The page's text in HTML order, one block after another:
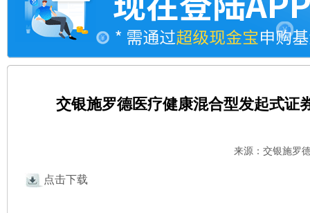
交银施罗德医疗健康混合型发起式证
来源：交银施罗
点击下载